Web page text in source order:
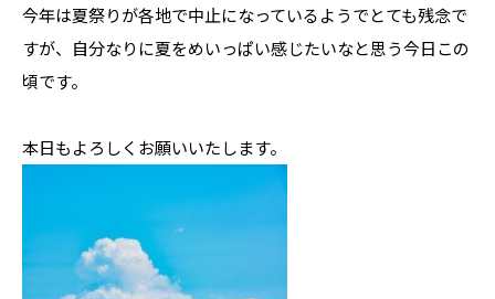
今年は夏祭りが各地で中止になっているようでとても残念で
すが、自分なりに夏をめいっぱい感じたいなと思う今日この
頃です。
本日もよろしくお願いいたします。